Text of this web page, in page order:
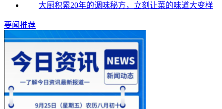
大厨积累20年的调味秘方，立刻让菜的味道大变样
要闻推荐